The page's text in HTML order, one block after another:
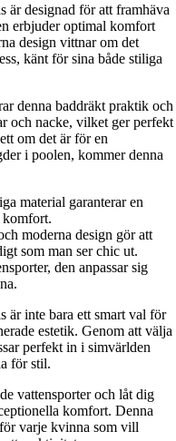
är designad för att framhäva
erbjuder optimal komfort
design vittnar om det
känt för sina både stiliga
denna baddräkt praktik och
och nacke, vilket ger perfekt
om det är för en
i poolen, kommer denna
material garanterar en
komfort.
moderna design gör att
som man ser chic ut.
den anpassar sig
är inte bara ett smart val för
estetik. Genom att välja
perfekt in i simvärlden
för stil.
vattensporter och låt dig
komfort. Denna
varje kvinna som vill